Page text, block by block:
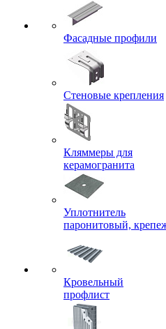
Фасадные профили
Стеновые крепления
Кляммеры для
керамогранита
Уплотнитель
паронитовый,
Кровельный
профлист